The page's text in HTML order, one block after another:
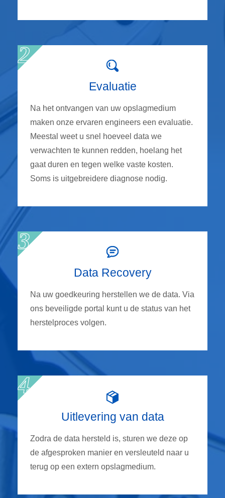
Evaluatie
Na het ontvangen van uw opslagmedium
maken onze ervaren engineers een evaluatie.
Meestal weet u snel hoeveel data we
verwachten te kunnen redden, hoelang het
gaat duren en tegen welke vaste kosten.
Soms is uitgebreidere diagnose nodig.
Data Recovery
Na uw goedkeuring herstellen we de data. Via
ons beveiligde portal kunt u de status van het
herstelproces volgen.
Uitlevering van data
Zodra de data hersteld is, sturen we deze op
de afgesproken manier en versleuteld naar u
terug op een extern opslagmedium.